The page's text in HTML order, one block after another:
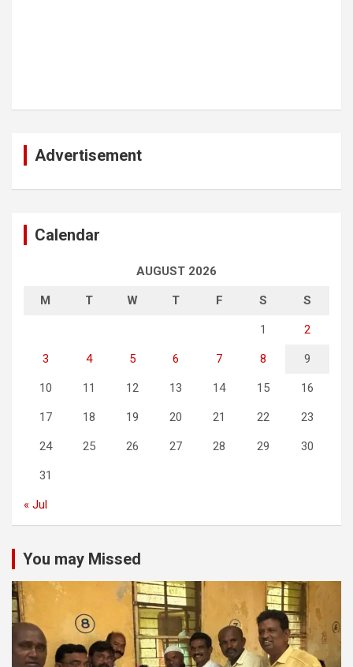
Advertisement
Calendar
AUGUST 2026
M T W T F S S
1 2
3 4 5 6 7 8 9
10 11 12 13 14 15 16
17 18 19 20 21 22 23
24 25 26 27 28 29 30
31
« Jul
You may Missed